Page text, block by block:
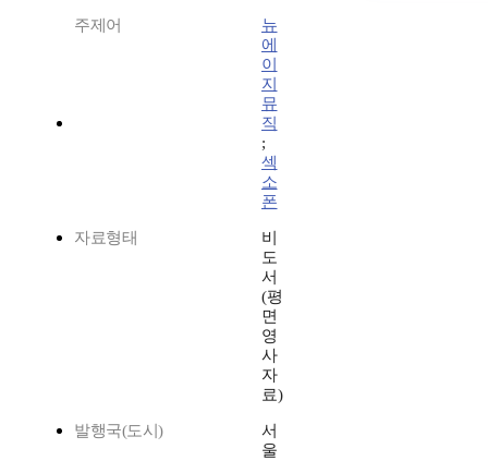
주제어
뉴
에
이
지
뮤
직
;
섹
소
폰
자료형태
비
도
서
(평
면
영
사
자
료)
발행국(도시)
서
울